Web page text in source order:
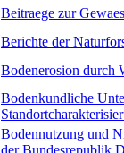
Beitraege zur
Berichte der
Bodenerosion durch
Bodenkundliche
Bodennutzung und
der Bundesrepublik